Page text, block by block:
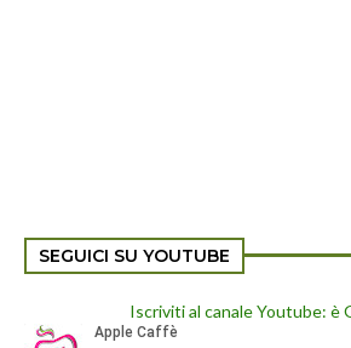
SEGUICI SU YOUTUBE
Iscriviti al canale Youtube: è